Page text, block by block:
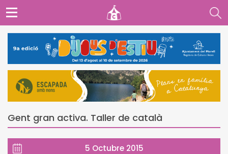
Gent gran activa. Taller de català
5 Octubre 2015